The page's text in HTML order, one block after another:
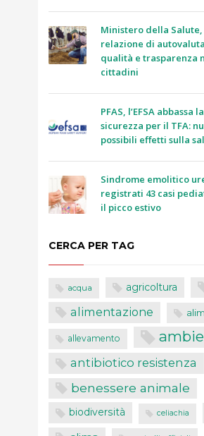
Ministero della
relazione di
qualità e trasparenza
cittadini
PFAS, l’EFSA abbassa
sicurezza per il TFA:
possibili effetti sulla
Sindrome emolitico
registrati 43 casi
il picco estivo
CERCA PER TAG
acqua agricoltura
alimentazione
allevamento
antibiotico resistenza
benessere animale
biodiversità celiachia